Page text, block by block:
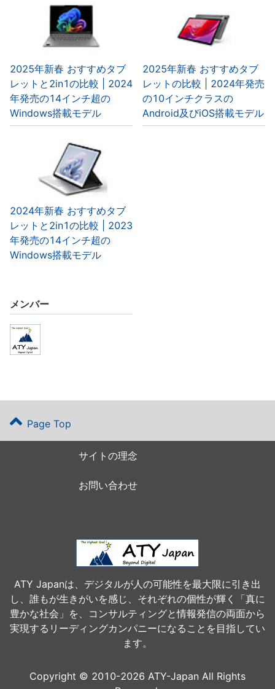
2025年新春 おすすめタブ
レットと2in1の比較 | 2024
年発売の14インチ超の
Windows搭載モデル
2025年新春 おすすめタブ
レットの比較 | 2024年発売
の10インチクラスの
Android及びiOS搭載モデル
2024年新春 おすすめタブ
レットと2in1の比較 | 2023
年発売の14インチ超の
Windows搭載モデル
メンバー
Page Top
サイトの理念
お問い合わせ
ATY Japanは、デジタルが人の可能性を最大限に引き出
し、誰もが生きがいを感じ、それぞれの個性が輝く「真に
豊かな社会」を、コンサルティングと情報発信の両面から
実現するリーディングカンパニーになることを目指してい
ます。
Copyright © 2010-2026 ATY-Japan All Rights